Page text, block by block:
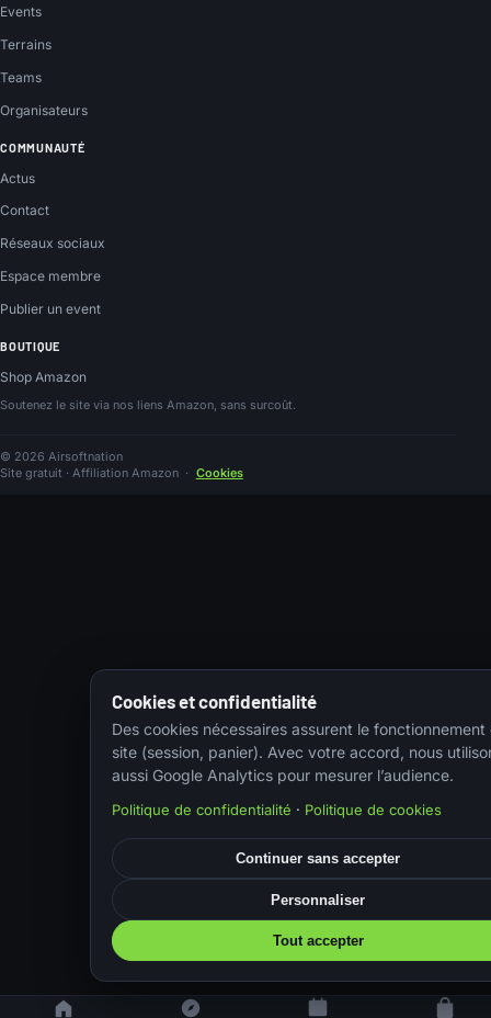
Events
Terrains
Teams
Organisateurs
COMMUNAUTÉ
Actus
Contact
Réseaux sociaux
Espace membre
Publier un event
BOUTIQUE
Shop Amazon
Soutenez le site via nos liens Amazon, sans surcoût.
© 2026 Airsoftnation
Site gratuit · Affiliation Amazon · Cookies
Cookies et confidentialité
Des cookies nécessaires assurent le fonctionnement
site (session, panier). Avec votre accord, nous
aussi Google Analytics pour mesurer l’audience.
Politique de confidentialité · Politique de cookies
Continuer sans accepter
Personnaliser
Tout accepter